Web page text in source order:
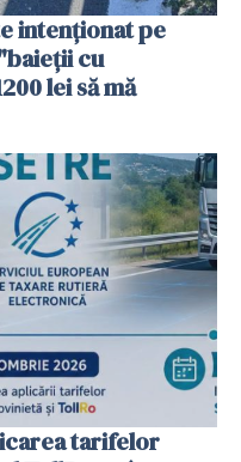
intenționat pe
cu
lei să mă
tarifelor